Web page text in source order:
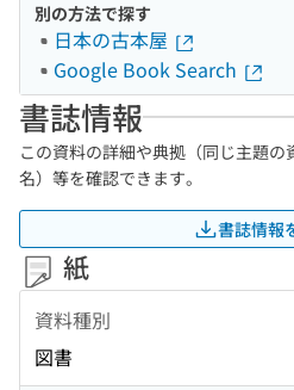
別の方法で探す
日本の古本屋
Google Book Search
書誌情報
この資料の詳細や典拠（同じ主題
名）等を確認できます。
書誌情報
紙
資料種別
図書